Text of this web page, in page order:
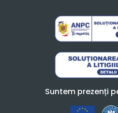
Suntem prezenți